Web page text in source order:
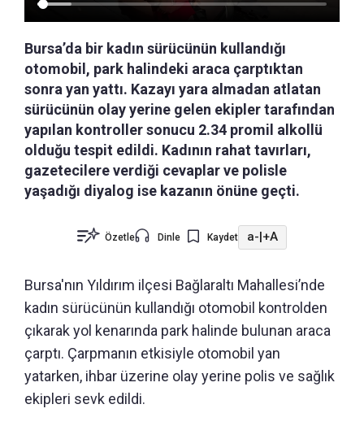
Bursa’da bir kadın sürücünün kullandığı
otomobil, park halindeki araca çarptıktan
sonra yan yattı. Kazayı yara almadan atlatan
sürücünün olay yerine gelen ekipler tarafından
yapılan kontroller sonucu 2.34 promil alkollü
olduğu tespit edildi. Kadının rahat tavırları,
gazetecilere verdiği cevaplar ve polisle
yaşadığı diyalog ise kazanın önüne geçti.
Özetle Dinle Kaydet a- +A
Bursa'nın Yıldırım ilçesi Bağlaraltı Mahallesi’nde
kadın sürücünün kullandığı otomobil kontrolden
çıkarak yol kenarında park halinde bulunan araca
çarptı. Çarpmanın etkisiyle otomobil yan
yatarken, ihbar üzerine olay yerine polis ve sağlık
ekipleri sevk edildi.